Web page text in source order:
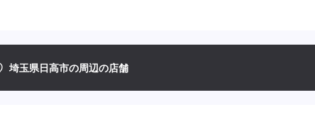
数：1日程度<当店の特徴>●職人による確かな施工●新品より美しく●
客様の車の不具合ももとどおりに修理。※当社では整備後、3カ月間保
埼玉県日高市の周辺の店舗